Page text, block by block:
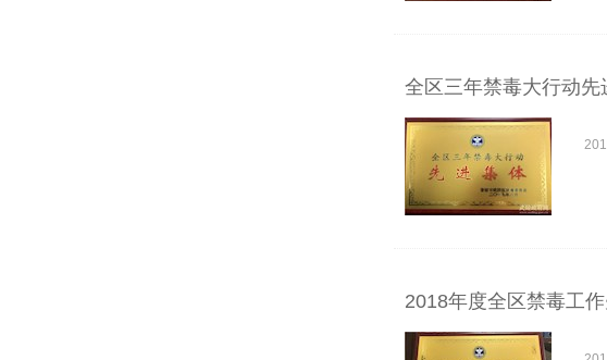
全区三年禁毒大行动先
2018年度全区禁毒工